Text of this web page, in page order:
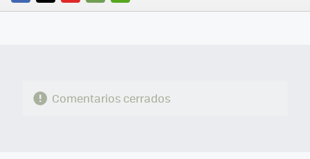
FACEBOOK
TWITTERFLIPBOARD
E-
WHATSAPP
Comentarios cerrados